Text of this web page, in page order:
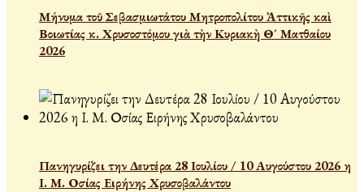
Μήνυμα τοῦ Σεβασμιωτάτου Μητροπολίτου Ἀττικῆς καὶ
Βοιωτίας κ. Χρυσοστόμου γιὰ τὴν Κυριακὴ Θ´ Ματθαίου
2026
Πανηγυρίζει την Δευτέρα 28 Ιουλίου / 10 Αυγούστου 2026 η
Ι. Μ. Οσίας Ειρήνης Χρυσοβαλάντου